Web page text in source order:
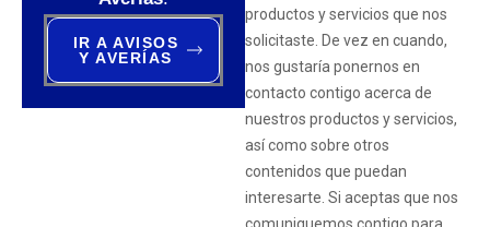
IR A AVISOS
Y AVERÍAS